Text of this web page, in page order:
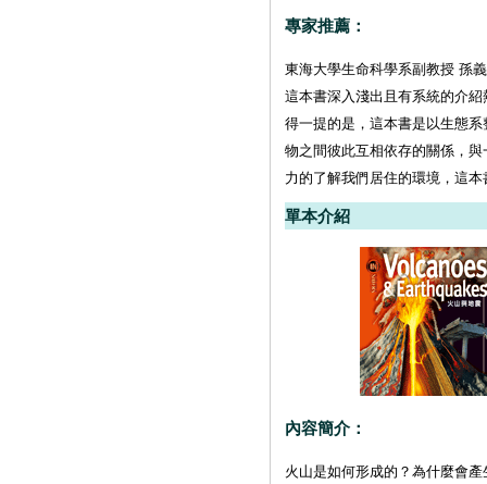
專家推薦：
東海大學生命科學系副教授 孫
這本書深入淺出且有系統的介
得一提的是，這本書是以生態
物之間彼此互相依存的關係，
力的了解我們居住的環境，這
單本介紹
內容簡介：
火山是如何形成的？為什麼會